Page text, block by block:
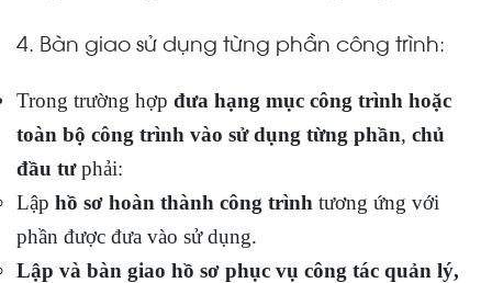
4. Bàn giao sử dụng từng phần công trình:
Trong trường hợp đưa hạng mục công trình hoặc
toàn bộ công trình vào sử dụng từng phần, chủ
đầu tưphải:
Lập hồ sơ hoàn thành công trình tương ứng với
phần được đưa vào sử dụng.
Lập và bàn giao hồ sơ phục vụ công tác quản lý,